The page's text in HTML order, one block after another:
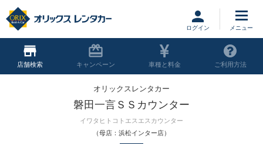
ログイン
店舗 キャンペーン 車種と料金 ご利用方法
オリックスレンタカー
磐田一言ＳＳカウンター
イワタヒトコトエスエスカウンター
（母店：浜松インター店）